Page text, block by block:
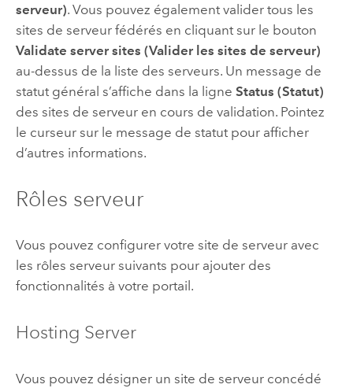
serveur). Vous pouvez également valider tous les
sites de serveur fédérés en cliquant sur le bouton
Validate server sites (Valider les sites de serveur)
au-dessus de la liste des serveurs. Un message de
statut général s’affiche dans la ligne Status (Statut)
des sites de serveur en cours de validation. Pointez
le curseur sur le message de statut pour afficher
d’autres informations.
Rôles serveur
Vous pouvez configurer votre site de serveur avec
les rôles serveur suivants pour ajouter des
fonctionnalités à votre portail.
Hosting Server
Vous pouvez désigner un site de serveur concédé